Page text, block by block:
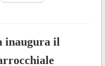
inaugura il